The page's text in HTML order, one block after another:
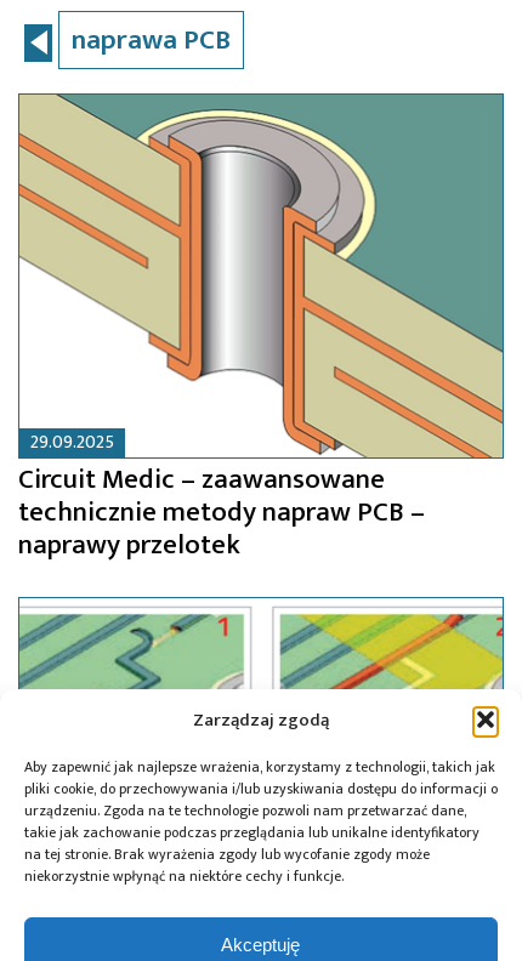
Zarządzaj zgodą
Aby zapewnić jak najlepsze wrażenia, korzystamy z technologii, takich jak
pliki cookie, do przechowywania i/lub uzyskiwania dostępu do informacji o
urządzeniu. Zgoda na te technologie pozwoli nam przetwarzać dane,
takie jak zachowanie podczas przeglądania lub unikalne identyfikatory
na tej stronie. Brak wyrażenia zgody lub wycofanie zgody może
niekorzystnie wpłynąć na niektóre cechy i funkcje.
Akceptuję
naprawa PCB
29.09.2025
Circuit Medic – zaawansowane
technicznie metody napraw PCB –
naprawy przelotek